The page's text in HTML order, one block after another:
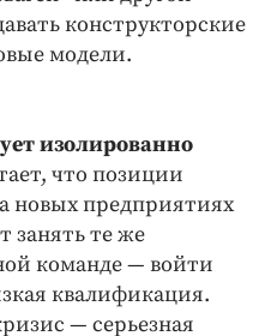
конструкторские
модели.
изолированно
что позиции
новых предприятиях
занять те же
команде — войти
квалификация.
— серьезная